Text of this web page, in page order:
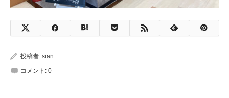
投稿者: sian
コメント: 0